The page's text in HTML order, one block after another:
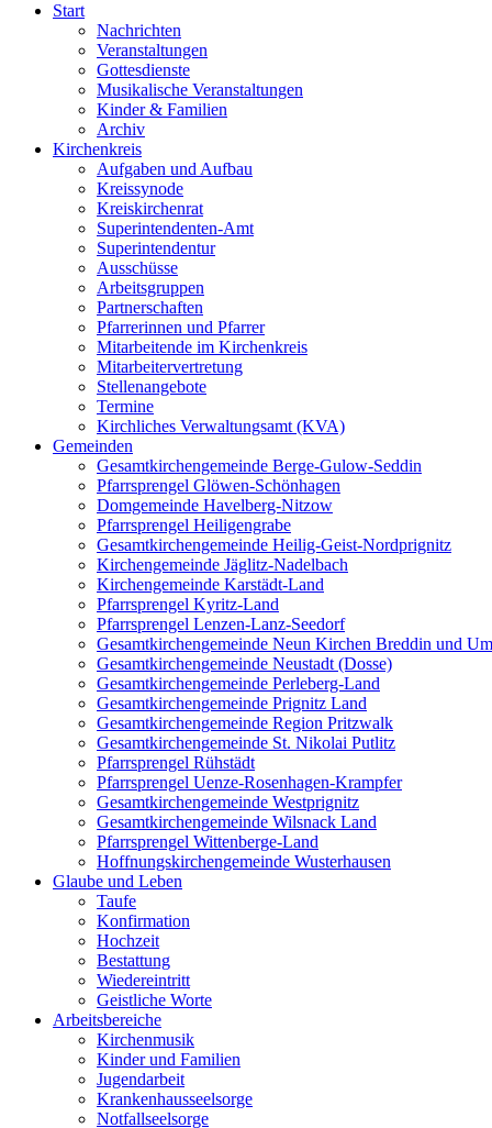
Start
Nachrichten
Veranstaltungen
Gottesdienste
Musikalische Veranstaltungen
Kinder & Familien
Archiv
Kirchenkreis
Aufgaben und Aufbau
Kreissynode
Kreiskirchenrat
Superintendenten-Amt
Superintendentur
Ausschüsse
Arbeitsgruppen
Partnerschaften
Pfarrerinnen und Pfarrer
Mitarbeitende im Kirchenkreis
Mitarbeitervertretung
Stellenangebote
Termine
Kirchliches Verwaltungsamt (KVA)
Gemeinden
Gesamtkirchengemeinde Berge-Gulow-Seddin
Pfarrsprengel Glöwen-Schönhagen
Domgemeinde Havelberg-Nitzow
Pfarrsprengel Heiligengrabe
Gesamtkirchengemeinde Heilig-Geist-Nordprignitz
Kirchengemeinde Jäglitz-Nadelbach
Kirchengemeinde Karstädt-Land
Pfarrsprengel Kyritz-Land
Pfarrsprengel Lenzen-Lanz-Seedorf
Gesamtkirchengemeinde Neun Kirchen Breddin und
Gesamtkirchengemeinde Neustadt (Dosse)
Gesamtkirchengemeinde Perleberg-Land
Gesamtkirchengemeinde Prignitz Land
Gesamtkirchengemeinde Region Pritzwalk
Gesamtkirchengemeinde St. Nikolai Putlitz
Pfarrsprengel Rühstädt
Pfarrsprengel Uenze-Rosenhagen-Krampfer
Gesamtkirchengemeinde Westprignitz
Gesamtkirchengemeinde Wilsnack Land
Pfarrsprengel Wittenberge-Land
Hoffnungskirchengemeinde Wusterhausen
Glaube und Leben
Taufe
Konfirmation
Hochzeit
Bestattung
Wiedereintritt
Geistliche Worte
Arbeitsbereiche
Kirchenmusik
Kinder und Familien
Jugendarbeit
Krankenhausseelsorge
Notfallseelsorge